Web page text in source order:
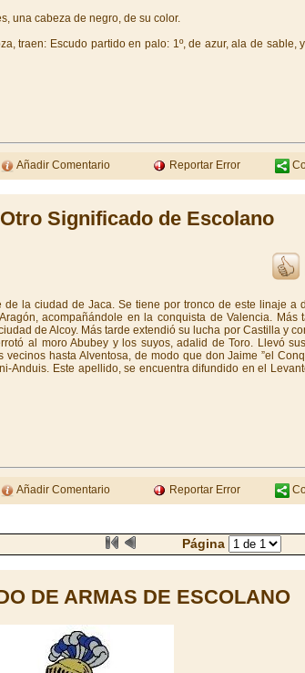
una cabeza de negro, de su color.
traen: Escudo partido en palo: 1º, de azur, ala de sable,
Añadir Comentario Reportar Error
Otro Significado de Escolano
de la ciudad de Jaca. Se tiene por tronco de este linaje a
acompañándole en la conquista de Valencia. Más
de Alcoy. Más tarde extendió su lucha por Castilla y
al moro Abubey y los suyos, adalid de Toro. Llevó
hasta Alventosa, de modo que don Jaime ”el
Anduis. Este apellido, se encuentra difundido en el
Añadir Comentario Reportar Error
Página
DE ARMAS DE ESCOLANO